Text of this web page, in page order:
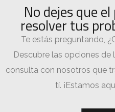
No dejes que
resolver tus
Te estás preguntando,
Descubre las opciones de
consulta con nosotros que
tí. ¡Estamos